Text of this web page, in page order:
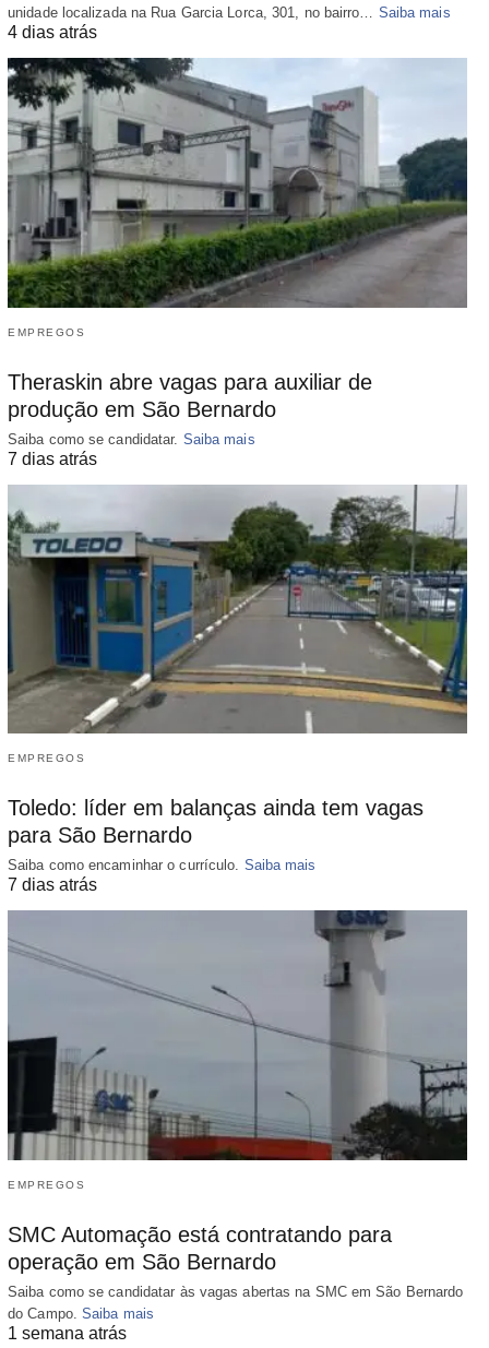
unidade localizada na Rua Garcia Lorca, 301, no bairro… Saiba mais
4 dias atrás
EMPREGOS
Theraskin abre vagas para auxiliar de
produção em São Bernardo
Saiba como se candidatar. Saiba mais
7 dias atrás
EMPREGOS
Toledo: líder em balanças ainda tem vagas
para São Bernardo
Saiba como encaminhar o currículo. Saiba mais
7 dias atrás
EMPREGOS
SMC Automação está contratando para
operação em São Bernardo
Saiba como se candidatar às vagas abertas na SMC em São Bernardo
do Campo. Saiba mais
1 semana atrás